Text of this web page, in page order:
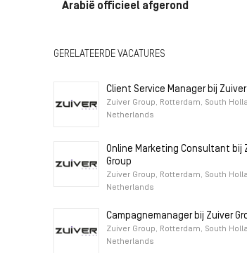
Arabië officieel afgerond
GERELATEERDE VACATURES
Client Service Manager bij Zuiver
Zuiver Group, Rotterdam, South
Netherlands
Online Marketing Consultant bij
Group
Zuiver Group, Rotterdam, South
Netherlands
Campagnemanager bij Zuiver
Zuiver Group, Rotterdam, South
Netherlands